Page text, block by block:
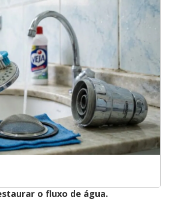
o fluxo de água.